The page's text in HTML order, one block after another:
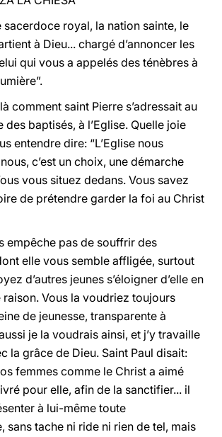
sacerdoce royal, la nation sainte, le
à Dieu... chargé d’annoncer les
qui vous a appelés des ténèbres à
comment saint Pierre s’adressait au
des baptisés, à l’Eglise. Quelle joie
entendre dire: “L’Eglise nous
c’est un choix, une démarche
vous situez dedans. Vous savez
de prétendre garder la foi au Christ
empêche pas de souffrir des
elle vous semble affligée, surtout
d’autres jeunes s’éloigner d’elle en
Vous la voudriez toujours
de jeunesse, transparente à
je la voudrais ainsi, et j’y travaille
la grâce de Dieu. Saint Paul disait:
femmes comme le Christ a aimé
livré pour elle, afin de la sanctifier... il
à lui-même toute
sans tache ni ride ni rien de tel, mais